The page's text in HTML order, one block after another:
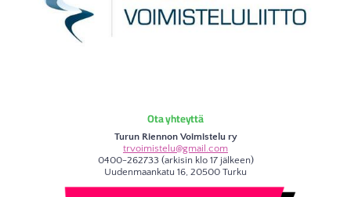
Ota yhteyttä
Turun Riennon Voimistelu ry
trvoimistelu@gmail.com
0400-262733 (arkisin klo 17 jälkeen)
Uudenmaankatu 16, 20500 Turku